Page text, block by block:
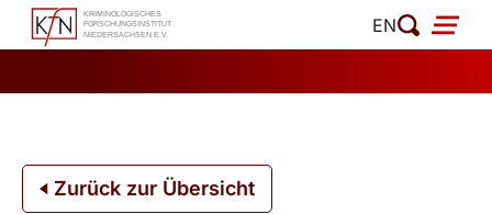
Zum
Inhalt
EN
Zurück zur Übersicht